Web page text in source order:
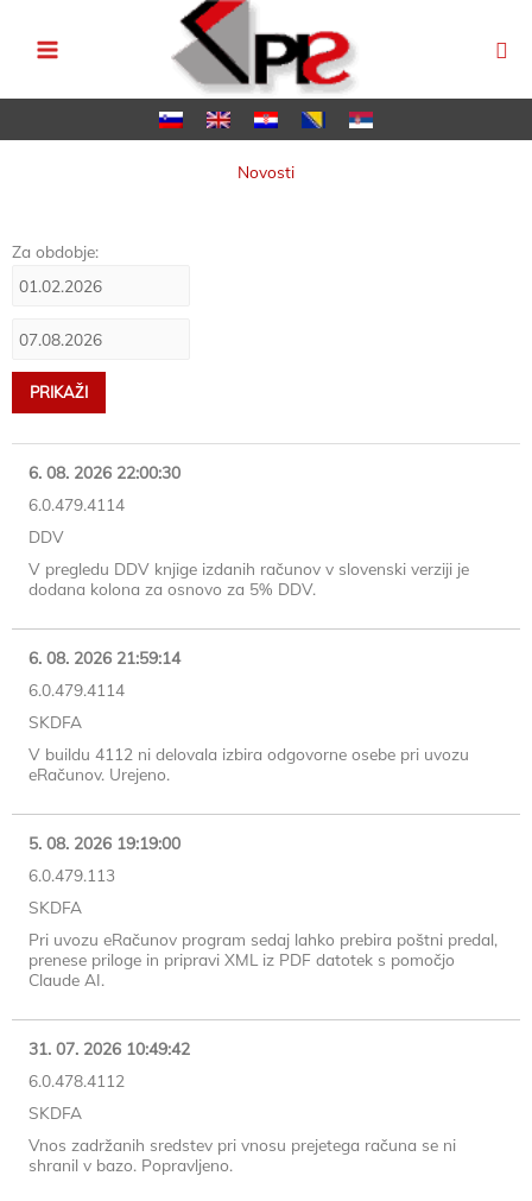
content
Novosti
Za obdobje:
6. 08. 2026 22:00:30
6.0.479.4114
DDV
V pregledu DDV knjige izdanih računov v slovenski verziji je
dodana kolona za osnovo za 5% DDV.
6. 08. 2026 21:59:14
6.0.479.4114
SKDFA
V buildu 4112 ni delovala izbira odgovorne osebe pri uvozu
eRačunov. Urejeno.
5. 08. 2026 19:19:00
6.0.479.113
SKDFA
Pri uvozu eRačunov program sedaj lahko prebira poštni predal,
prenese priloge in pripravi XML iz PDF datotek s pomočjo
Claude AI.
31. 07. 2026 10:49:42
6.0.478.4112
SKDFA
Vnos zadržanih sredstev pri vnosu prejetega računa se ni
shranil v bazo. Popravljeno.